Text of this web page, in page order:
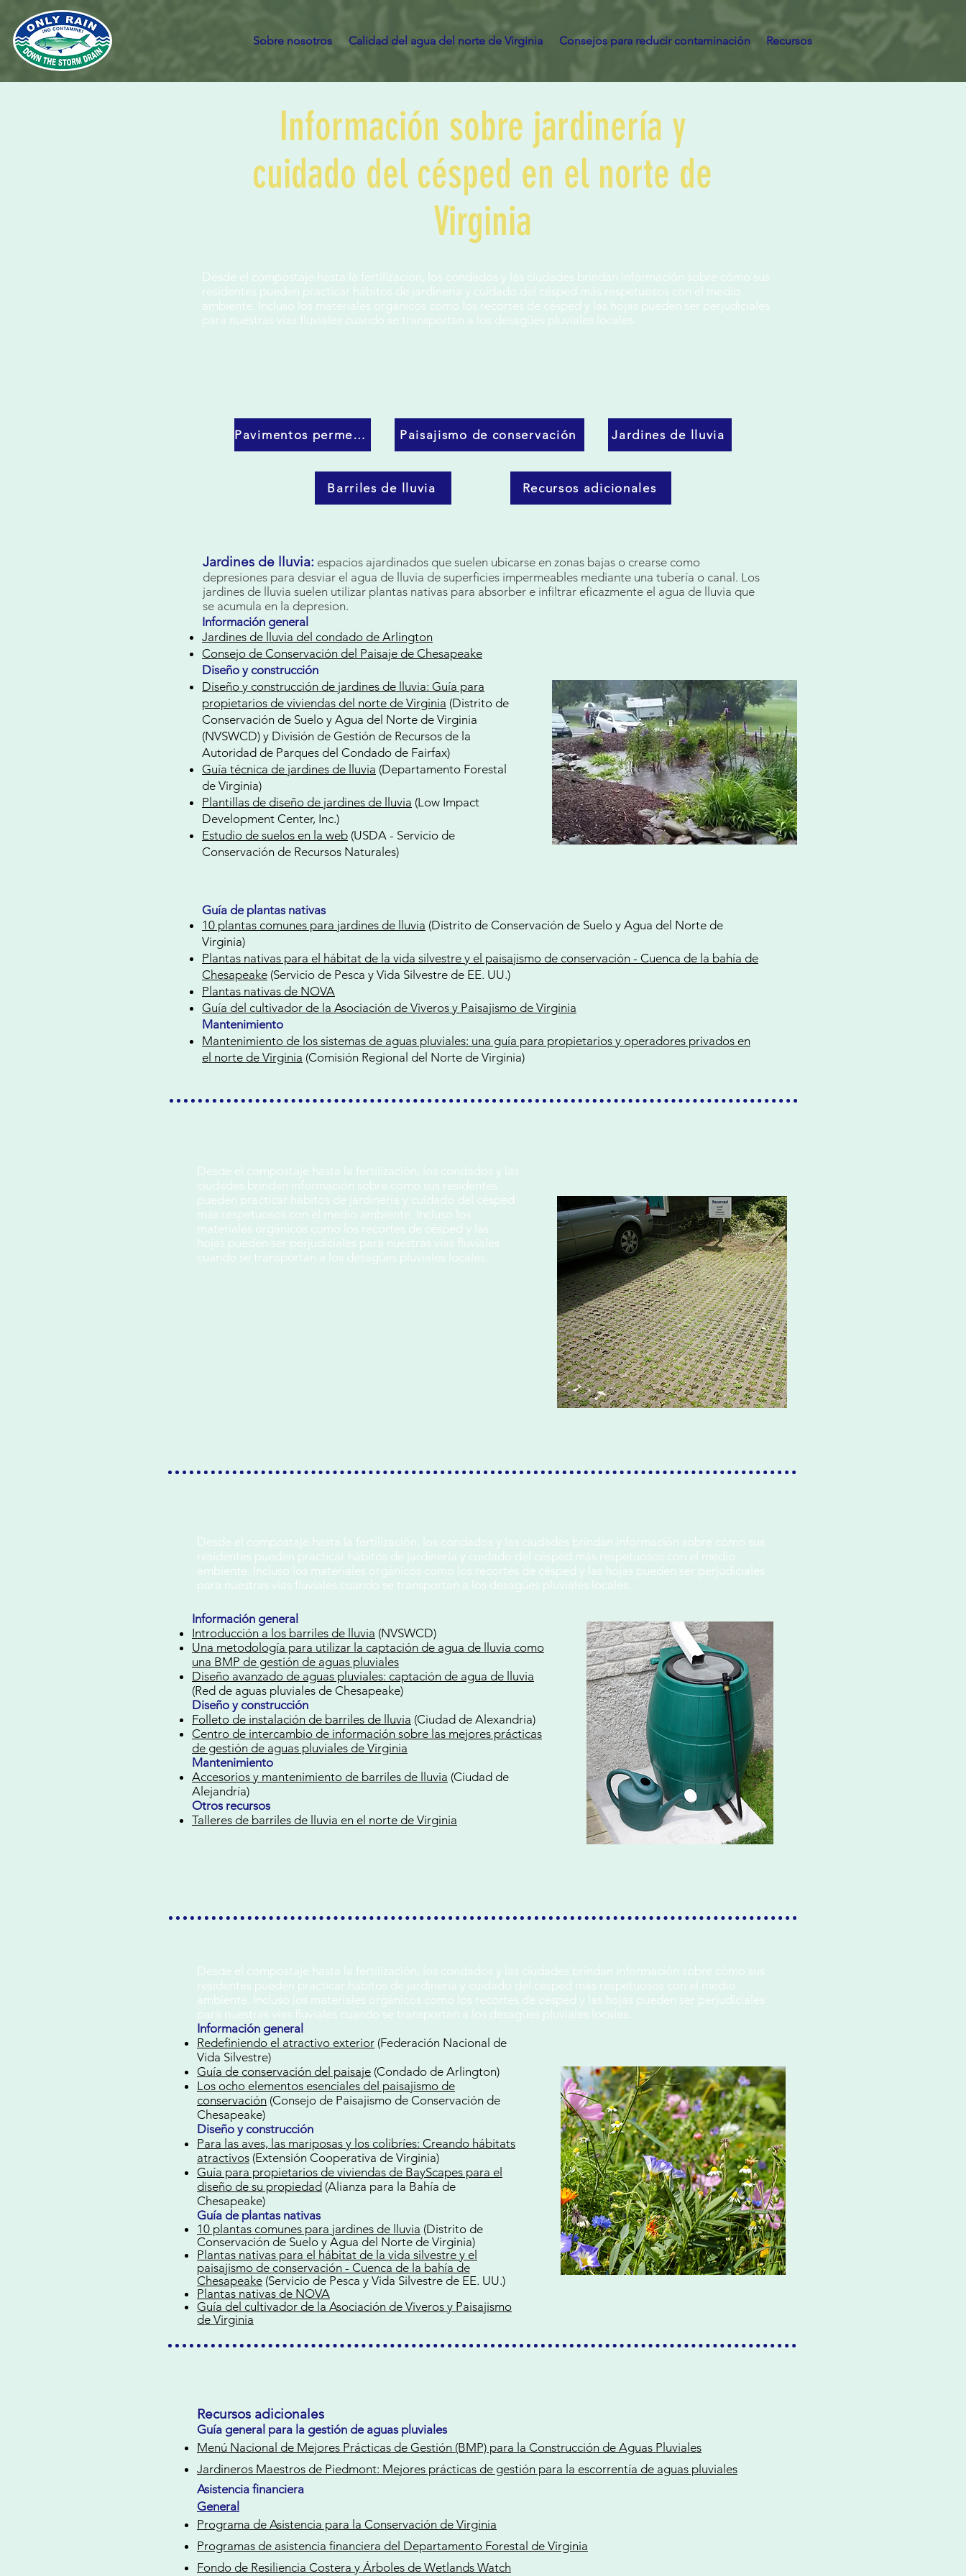
Sobre nosotros Calidad del agua del norte de Virginia Consejos para reducir contaminación Recursos
Información sobre jardinería y
cuidado del césped en el norte de
Virginia
Desde el compostaje hasta la fertilización, los condados y las ciudades brindan información sobre cómo sus
residentes pueden practicar hábitos de jardinería y cuidado del césped más respetuosos con el medio
ambiente. Incluso los materiales orgánicos como los recortes de césped y las hojas pueden ser perjudiciales
para nuestras vías fluviales cuando se transportan a los desagües pluviales locales.
Pavimentos permeables Paisajismo de conservación Jardines de lluvia
Barriles de lluvia Recursos adicionales
Jardines de lluvia: espacios ajardinados que suelen ubicarse en zonas bajas o crearse como
depresiones para desviar el agua de lluvia de superficies impermeables mediante una tubería o canal. Los
jardines de lluvia suelen utilizar plantas nativas para absorber e infiltrar eficazmente el agua de lluvia que
se acumula en la depresion.
Guía de plantas nativas
10 plantas comunes para jardines de lluvia (Distrito de Conservación de Suelo y Agua del Norte de
Virginia)
Plantas nativas para el hábitat de la vida silvestre y el paisajismo de conservación - Cuenca de la bahía de
Chesapeake (Servicio de Pesca y Vida Silvestre de EE. UU.)
Plantas nativas de NOVA
Guía del cultivador de la Asociación de Viveros y Paisajismo de Virginia
Mantenimiento
Mantenimiento de los sistemas de aguas pluviales: una guía para propietarios y operadores privados en
el norte de Virginia (Comisión Regional del Norte de Virginia)
Información general
Jardines de lluvia del condado de Arlington
Consejo de Conservación del Paisaje de Chesapeake
Diseño y construcción
Diseño y construcción de jardines de lluvia: Guía para
propietarios de viviendas del norte de Virginia (Distrito de
Conservación de Suelo y Agua del Norte de Virginia
(NVSWCD) y División de Gestión de Recursos de la
Autoridad de Parques del Condado de Fairfax)
Guía técnica de jardines de lluvia (Departamento Forestal
de Virginia)
Plantillas de diseño de jardines de lluvia (Low Impact
Development Center, Inc.)
Estudio de suelos en la web (USDA - Servicio de
Conservación de Recursos Naturales)
Desde el compostaje hasta la fertilización, los condados y las
ciudades brindan información sobre cómo sus residentes
pueden practicar hábitos de jardinería y cuidado del césped
más respetuosos con el medio ambiente. Incluso los
materiales orgánicos como los recortes de césped y las
hojas pueden ser perjudiciales para nuestras vías fluviales
cuando se transportan a los desagües pluviales locales.
Desde el compostaje hasta la fertilización, los condados y las ciudades brindan información sobre cómo sus
residentes pueden practicar hábitos de jardinería y cuidado del césped más respetuosos con el medio
ambiente. Incluso los materiales orgánicos como los recortes de césped y las hojas pueden ser perjudiciales
para nuestras vías fluviales cuando se transportan a los desagües pluviales locales.
Información general
Introducción a los barriles de lluvia (NVSWCD)
Una metodología para utilizar la captación de agua de lluvia como
una BMP de gestión de aguas pluviales
Diseño avanzado de aguas pluviales: captación de agua de lluvia
(Red de aguas pluviales de Chesapeake)
Diseño y construcción
Folleto de instalación de barriles de lluvia (Ciudad de Alexandria)
Centro de intercambio de información sobre las mejores prácticas
de gestión de aguas pluviales de Virginia
Mantenimiento
Accesorios y mantenimiento de barriles de lluvia (Ciudad de
Alejandría)
Otros recursos
Talleres de barriles de lluvia en el norte de Virginia
Desde el compostaje hasta la fertilización, los condados y las ciudades brindan información sobre cómo sus
residentes pueden practicar hábitos de jardinería y cuidado del césped más respetuosos con el medio
ambiente. Incluso los materiales orgánicos como los recortes de césped y las hojas pueden ser perjudiciales
para nuestras vías fluviales cuando se transportan a los desagües pluviales locales.
Información general
Redefiniendo el atractivo exterior (Federación Nacional de
Vida Silvestre)
Guía de conservación del paisaje (Condado de Arlington)
Los ocho elementos esenciales del paisajismo de
conservación (Consejo de Paisajismo de Conservación de
Chesapeake)
Diseño y construcción
Para las aves, las mariposas y los colibríes: Creando hábitats
atractivos (Extensión Cooperativa de Virginia)
Guía para propietarios de viviendas de BayScapes para el
diseño de su propiedad (Alianza para la Bahía de
Chesapeake)
Guía de plantas nativas
10 plantas comunes para jardines de lluvia (Distrito de
Conservación de Suelo y Agua del Norte de Virginia)
Plantas nativas para el hábitat de la vida silvestre y el
paisajismo de conservación - Cuenca de la bahía de
Chesapeake (Servicio de Pesca y Vida Silvestre de EE. UU.)
Plantas nativas de NOVA
Guía del cultivador de la Asociación de Viveros y Paisajismo
de Virginia
Recursos adicionales
Guía general para la gestión de aguas pluviales
Menú Nacional de Mejores Prácticas de Gestión (BMP) para la Construcción de Aguas Pluviales
Jardineros Maestros de Piedmont: Mejores prácticas de gestión para la escorrentía de aguas pluviales
Asistencia financiera
General
Programa de Asistencia para la Conservación de Virginia
Programas de asistencia financiera del Departamento Forestal de Virginia
Fondo de Resiliencia Costera y Árboles de Wetlands Watch